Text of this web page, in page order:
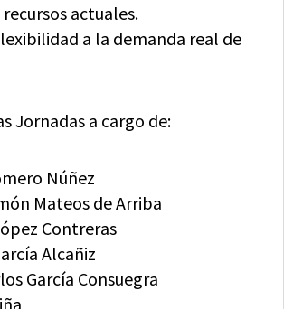
actuales.
a la demanda real de
Jornadas a cargo de:
Núñez
Mateos de Arriba
Contreras
Alcañiz
García Consuegra